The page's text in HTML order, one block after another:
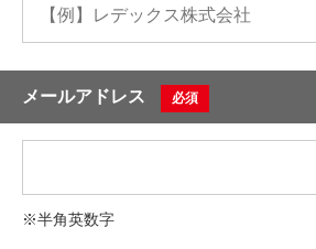
メールアドレス 必須
※半角英数字